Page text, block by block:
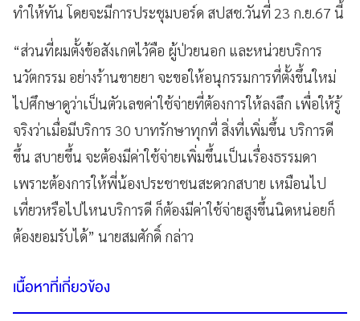
ทำให้ทัน โดยจะมีการประชุมบอร์ด สปสช.วันที่ 23 ก.ย.67 นี้
“ส่วนที่ผมตั้งข้อสังเกตไว้คือ ผู้ป่วยนอก และหน่วยบริการ
นวัตกรรม อย่างร้านขายยา จะขอให้อนุกรรมการที่ตั้งขึ้นใหม่
ไปศึกษาดูว่าเป็นตัวเลขค่าใช้จ่ายที่ต้องการให้ลงลึก เพื่อให้รู้
จริงว่าเมื่อมีบริการ 30 บาทรักษาทุกที่ สิ่งที่เพิ่มขึ้น บริการดี
ขึ้น สบายขึ้น จะต้องมีค่าใช้จ่ายเพิ่มขึ้นเป็นเรื่องธรรมดา
เพราะต้องการให้พี่น้องประชาชนสะดวกสบาย เหมือนไป
เที่ยวหรือไปไหนบริการดี ก็ต้องมีค่าใช้จ่ายสูงขึ้นนิดหน่อยก็
ต้องยอมรับได้” นายสมศักดิ์ กล่าว
เนื้อหาที่เกี่ยวข้อง